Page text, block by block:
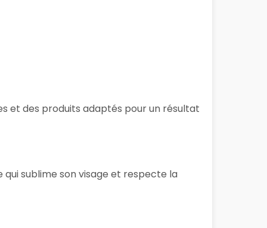
et des produits adaptés pour un résultat
sublime son visage et respecte la